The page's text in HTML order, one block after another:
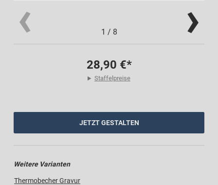
1 / 8
28,90 €*
Staffelpreise
JETZT GESTALTEN
Weitere Varianten
Thermobecher Gravur